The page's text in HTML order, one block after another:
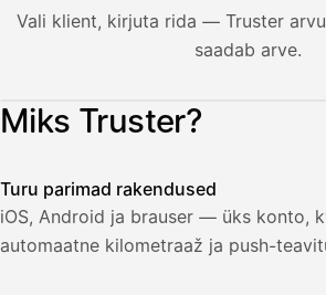
Vali klient, kirjuta rida — Truster
saadab arve.
Illustratsioon: kasutaja koostab
heinäkuu
Lasku
Miks Truster?
Turu parimad rakendused
iOS, Android ja brauser — üks konto,
automaatne kilometraaž ja push-